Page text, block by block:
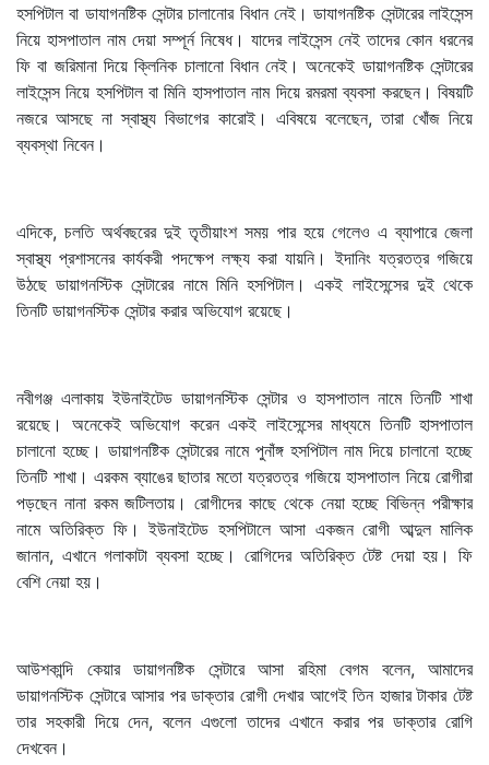
হসপিটাল বা ডাযাগনষ্টিক সেন্টার চালানোর বিধান নেই। ডাযাগনষ্টিক সেন্টারের লাইসেন্স
নিয়ে হাসপাতাল নাম দেয়া সম্পূর্ন নিষেধ। যাদের লাইসেন্স নেই তাদের কোন ধরনের
ফি বা জরিমানা দিয়ে ক্লিনিক চালানো বিধান নেই। অনেকেই ডায়াগনষ্টিক সেন্টারের
লাইসেন্স নিয়ে হসপিটাল বা মিনি হাসপাতাল নাম দিয়ে রমরমা ব্যবসা করছেন। বিষয়টি
নজরে আসছে না স্বাস্থ্য বিভাগের কারোই। এবিষয়ে বলেছেন, তারা খোঁজ নিয়ে
ব্যবস্থা নিবেন।
এদিকে, চলতি অর্থবছরের দুই তৃতীয়াংশ সময় পার হয়ে গেলেও এ ব্যাপারে জেলা
স্বাস্থ্য প্রশাসনের কার্যকরী পদক্ষেপ লক্ষ্য করা যায়নি। ইদানিং যত্রতত্র গজিয়ে
উঠছে ডায়াগনস্টিক সেন্টারের নামে মিনি হসপিটাল। একই লাইসেন্সের দুই থেকে
তিনটি ডায়াগনস্টিক সেন্টার করার অভিযোগ রয়েছে।
নবীগঞ্জ এলাকায় ইউনাইটেড ডায়াগনস্টিক সেন্টার ও হাসপাতাল নামে তিনটি শাখা
রয়েছে। অনেকেই অভিযোগ করেন একই লাইসেন্সের মাধ্যমে তিনটি হাসপাতাল
চালানো হচ্ছে। ডায়াগনষ্টিক সেন্টারের নামে পুনাঁঙ্গ হসপিটাল নাম দিয়ে চালানো হচ্ছে
তিনটি শাখা। এরকম ব্যাঙের ছাতার মতো যত্রতত্র গজিয়ে হাসপাতাল নিয়ে রোগীরা
পড়ছেন নানা রকম জটিলতায়। রোগীদের কাছে থেকে নেয়া হচ্ছে বিভিন্ন পরীক্ষার
নামে অতিরিক্ত ফি। ইউনাইটেড হসপিটালে আসা একজন রোগী আব্দুল মালিক
জানান, এখানে গলাকাটা ব্যবসা হচ্ছে। রোগিদের অতিরিক্ত টেষ্ট দেয়া হয়। ফি
বেশি নেয়া হয়।
আউশকান্দি কেয়ার ডায়াগনষ্টিক সেন্টারে আসা রহিমা বেগম বলেন, আমাদের
ডায়াগনস্টিক সেন্টারে আসার পর ডাক্তার রোগী দেখার আগেই তিন হাজার টাকার টেষ্ট
তার সহকারী দিয়ে দেন, বলেন এগুলো তাদের এখানে করার পর ডাক্তার রোগি
দেখবেন।